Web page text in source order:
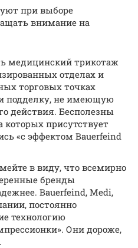
при выборе
внимание на
медицинский трикотаж
отделах и
торговых точках
подделку, не имеющую
действия. Бесполезны
которых присутствует
«с эффектом Bauerfeind
в виду, что всемирно
бренды
Bauerfeind, Medi,
постоянно
технологию
Они дороже,